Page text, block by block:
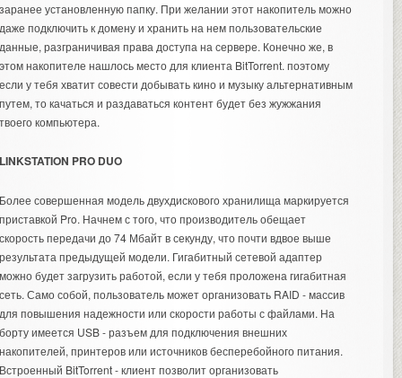
установленную папку. При желании этот накопитель можно
подключить к домену и хранить на нем пользовательские
разграничивая права доступа на сервере. Конечно же, в
накопителе нашлось место для клиента BitTorrent. поэтому
у тебя хватит совести добывать кино и музыку альтернативным
то качаться и раздаваться контент будет без жужжания
компьютера.
PRO DUO
совершенная модель двухдискового хранилища маркируется
Pro. Начнем с того, что производитель обещает
передачи до 74 Мбайт в секунду, что почти вдвое выше
предыдущей модели. Гигабитный сетевой адаптер
будет загрузить работой, если у тебя проложена гигабитная
Само собой, пользователь может организовать RAID - массив
повышения надежности или скорости работы с файлами. На
имеется USB - разъем для подключения внешних
принтеров или источников бесперебойного питания.
BitTorrent - клиент позволит организовать